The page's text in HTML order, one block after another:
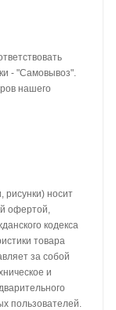
- "Самовывоз".
нашего
рисунки) носит
офертой,
кодекса
товара
за собой
и
пользователей.